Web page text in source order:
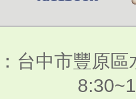
台中市豐原